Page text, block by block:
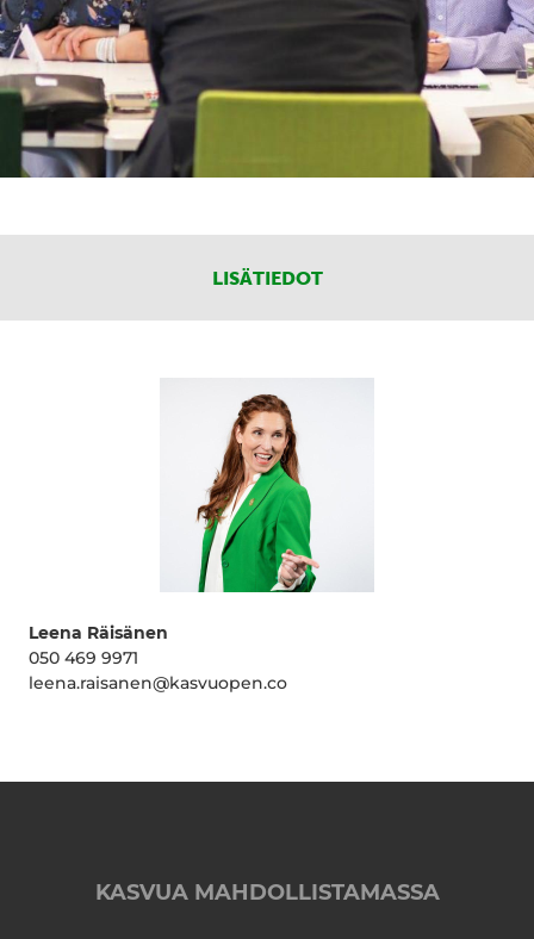
LISÄTIEDOT
Leena Räisänen
050 469 9971
leena.raisanen@kasvuopen.co
KASVUA MAHDOLLISTAMASSA